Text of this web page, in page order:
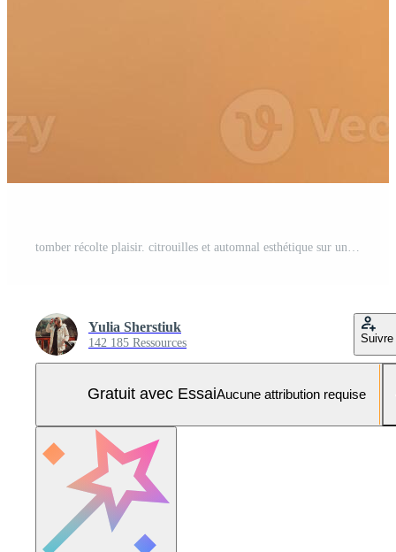
Yulia Sherstiuk
142 185 Ressources Suivre
Gratuit avec EssaiAucune attribution requise